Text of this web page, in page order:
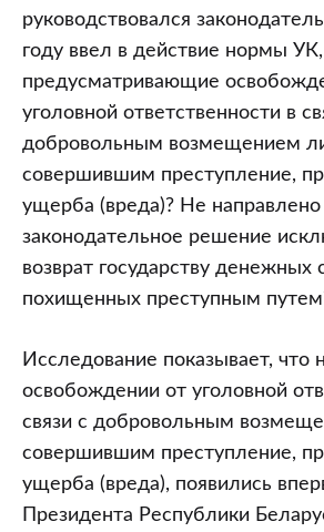
руководствовался
году ввел в действие нормы УК,
предусматривающие
уголовной ответственности в
добровольным возмещением
совершившим преступление,
ущерба (вреда)? Не
законодательное решение
возврат государству денежных
похищенных преступным
Исследование показывает, что
освобождении от уголовной
связи с добровольным
совершившим преступление,
ущерба (вреда), появились
Президента Республики